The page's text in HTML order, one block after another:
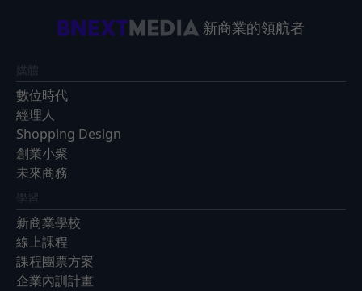
新商業的領航者
媒體
數位時代
經理人
Shopping Design
創業小聚
未來商務
學習
新商業學校
線上課程
課程團票方案
企業內訓計畫